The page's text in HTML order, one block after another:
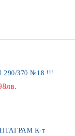
Плик с мехури СМЗЛ 290/370 №18 !!!